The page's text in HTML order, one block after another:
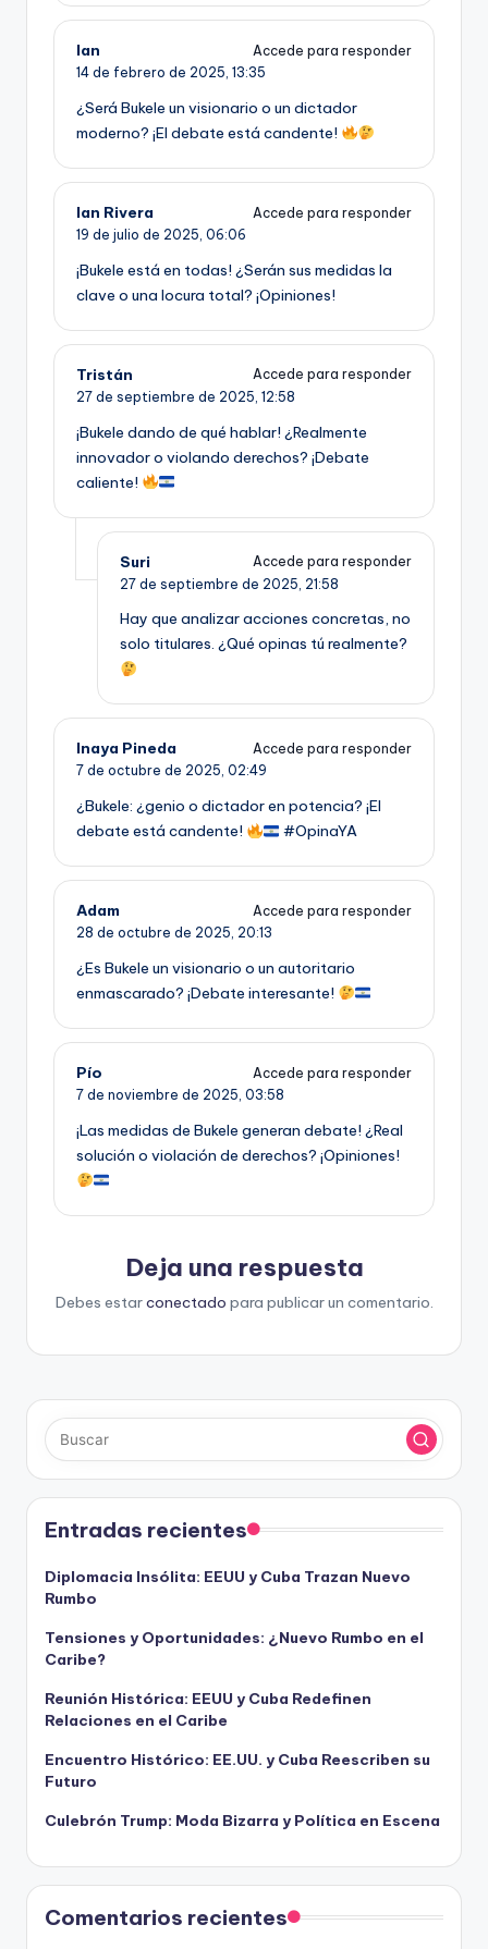
Ian
Accede para responder
14 de febrero de 2025, 13:35
¿Será Bukele un visionario o un dictador
moderno? ¡El debate está candente!
Ian Rivera
Accede para responder
19 de julio de 2025, 06:06
¡Bukele está en todas! ¿Serán sus medidas la
clave o una locura total? ¡Opiniones!
Tristán
Accede para responder
27 de septiembre de 2025, 12:58
¡Bukele dando de qué hablar! ¿Realmente
innovador o violando derechos? ¡Debate
caliente!
Suri
Accede para responder
27 de septiembre de 2025, 21:58
Hay que analizar acciones concretas, no
solo titulares. ¿Qué opinas tú realmente?
Inaya Pineda
Accede para responder
7 de octubre de 2025, 02:49
¿Bukele: ¿genio o dictador en potencia? ¡El
debate está candente!
#OpinaYA
Adam
Accede para responder
28 de octubre de 2025, 20:13
¿Es Bukele un visionario o un autoritario
enmascarado? ¡Debate interesante!
Pío
Accede para responder
7 de noviembre de 2025, 03:58
¡Las medidas de Bukele generan debate! ¿Real
solución o violación de derechos? ¡Opiniones!
Deja una respuesta
Debes estarconectado para publicar un comentario.
Entradas recientes
Diplomacia Insólita: EEUU y Cuba Trazan Nuevo
Rumbo
Tensiones y Oportunidades: ¿Nuevo Rumbo en el
Caribe?
Reunión Histórica: EEUU y Cuba Redefinen
Relaciones en el Caribe
Encuentro Histórico: EE.UU. y Cuba Reescriben su
Futuro
Culebrón Trump: Moda Bizarra y Política en Escena
Comentarios recientes